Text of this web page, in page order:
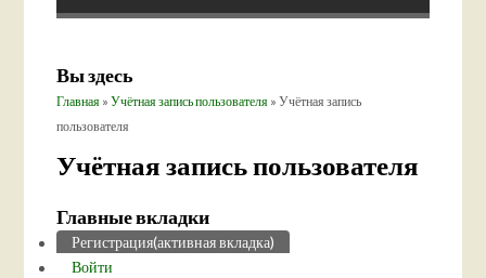
Вы здесь
Главная »Учётная запись пользователя » Учётная запись
пользователя
Учётная запись пользователя
Главные вкладки
Регистрация(активная вкладка)
Войти